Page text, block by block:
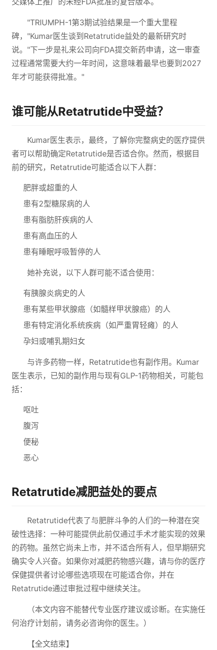
"TRIUMPH-1第3期试验结果是一个重大里程
碑，"Kumar医生谈到Retatrutide益处的最新研究时
说。"下一步是礼来公司向FDA提交新药申请，这一审查
过程通常需要大约一年时间，这意味着最早也要到2027
年才可能获得批准。"
谁可能从Retatrutide中受益？
Kumar医生表示，最终，了解你完整病史的医疗提供
者可以帮助确定Retatrutide是否适合你。然而，根据目
前的研究，Retatrutide可能适合以下人群：
肥胖或超重的人
患有2型糖尿病的人
患有脂肪肝疾病的人
患有高血压的人
患有睡眠呼吸暂停的人
她补充说，以下人群可能不适合使用：
有胰腺炎病史的人
患有某些甲状腺癌（如髓样甲状腺癌）的人
患有特定消化系统疾病（如严重胃轻瘫）的人
孕妇或哺乳期妇女
与许多药物一样，Retatrutide也有副作用。Kumar
医生表示，已知的副作用与现有GLP-1药物相关，可能包
括：
呕吐
腹泻
便秘
恶心
Retatrutide减肥益处的要点
Retatrutide代表了与肥胖斗争的人们的一种潜在突
破性选择：一种可能提供此前仅通过手术才能实现的效果
的药物。虽然它尚未上市，并不适合所有人，但早期研究
确实令人兴奋。如果你对减肥药物感兴趣，请与你的医疗
保健提供者讨论哪些选项现在可能适合你，并在
Retatrutide通过审批过程中继续关注。
（本文内容不能替代专业医疗建议或诊断。在实施任
何治疗计划前，请务必咨询你的医生。）
【全文结束】